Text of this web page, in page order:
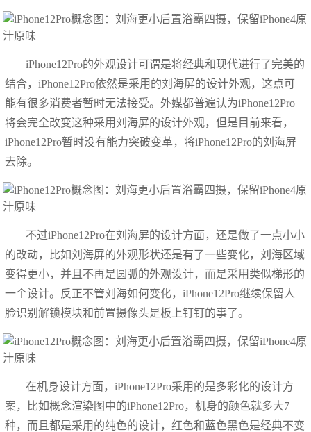
iPhone12Pro的外观设计可谓是将经典和现代进行了完美的
结合，iPhone12Pro依然是采用的刘海屏的设计外观，这点可
能有很多消费者暂时无法接受。外媒都普遍认为iPhone12Pro
将会完全改变这种采用刘海屏的设计外观，但是目前来看，
iPhone12Pro暂时没有能力突破变革，将iPhone12Pro的刘海屏
去除。
不过iPhone12Pro在刘海屏的设计方面，还是做了一点小小
的改动，比如刘海屏的外观形状还是有了一些变化，刘海区域
变得更小，并且不再是圆弧的外观设计，而是采用类似梯形的
一个设计。反正不管刘海如何变化，iPhone12Pro继续保留人
脸识别解锁模块和前置摄像头是板上钉钉的事了。
在机身设计方面，iPhone12Pro采用的是多彩化的设计方
案，比如概念渲染图中的iPhone12Pro，机身的颜色就多大7
种，而且都是采用的纯色的设计，红色和蓝色黑色是经典不变